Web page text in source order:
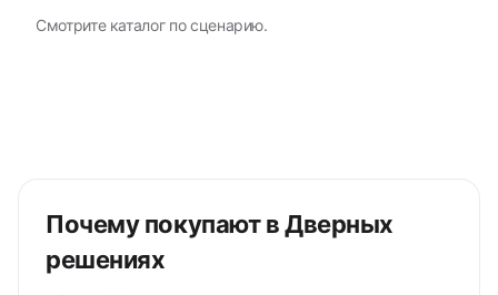
Смотрите каталог по сценарию.
Почему покупают в Дверных
решениях